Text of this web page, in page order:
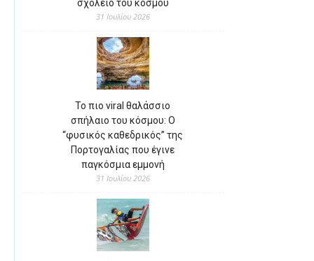
σχολείο του κόσμου
31 Ιουλίου 2026
Το πιο viral θαλάσσιο
σπήλαιο του κόσμου: Ο
“φυσικός καθεδρικός” της
Πορτογαλίας που έγινε
παγκόσμια εμμονή
31 Ιουλίου 2026